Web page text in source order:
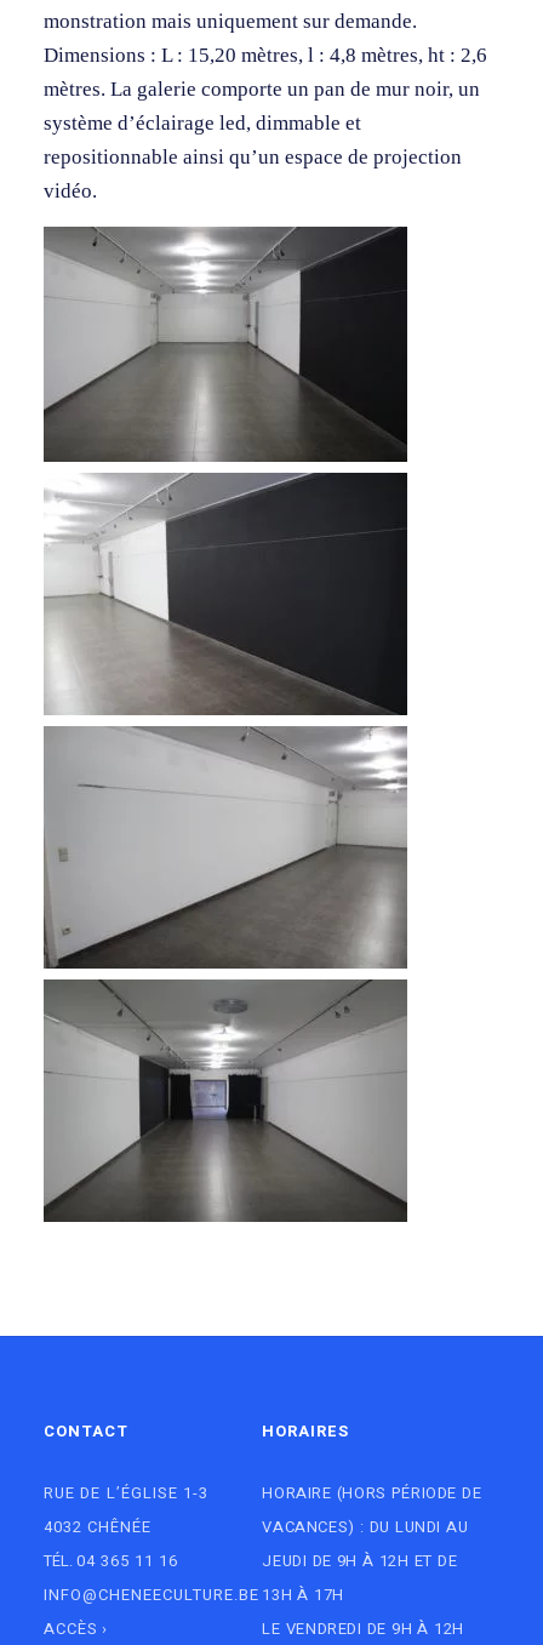
monstration mais uniquement sur demande.
Dimensions : L : 15,20 mètres, l : 4,8 mètres, ht : 2,6
mètres. La galerie comporte un pan de mur noir, un
système d’éclairage led, dimmable et
repositionnable ainsi qu’un espace de projection
vidéo.
CONTACT
RUE DE L’ÉGLISE 1-3
4032 CHÊNÉE
TÉL.04 365 11 16
INFO@CHENEECULTURE.BE
ACCÈS ›
HORAIRES
HORAIRE (HORS PÉRIODE DE
VACANCES) : DU LUNDI AU
JEUDI DE 9H À 12H ET DE
13H À 17H
LE VENDREDI DE 9H À 12H